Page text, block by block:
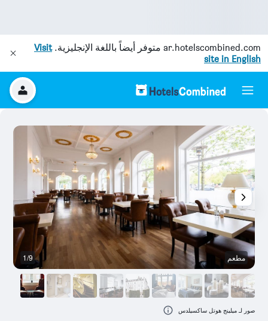
ar.hotelscombined.com متوفر أيضاً باللغة الإنجليزية.Visit
site in English
مطعم 1/9
صور لـ ميلينج هوتل ساكسيلدس